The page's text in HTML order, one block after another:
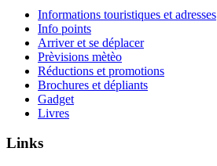
Informations touristiques et adresses
Info points
Arriver et se déplacer
Prèvisions mètèo
Réductions et promotions
Brochures et dépliants
Gadget
Livres
Links